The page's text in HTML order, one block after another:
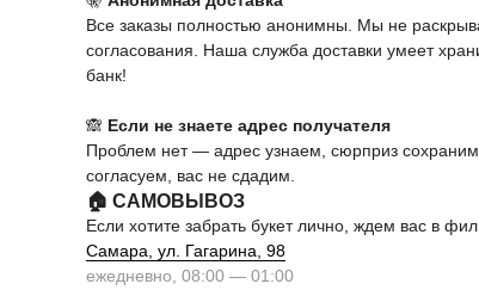
Все заказы полностью анонимны. Мы не
согласования. Наша служба доставки умеет
банк!
🙈 Если не знаете адрес получателя
Проблем нет — адрес узнаем, сюрприз
согласуем, вас не сдадим.
🏠 САМОВЫВОЗ
Если хотите забрать букет лично, ждем вас в
Самара, ул. Гагарина, 98
ежедневно, 08:00 — 01:00